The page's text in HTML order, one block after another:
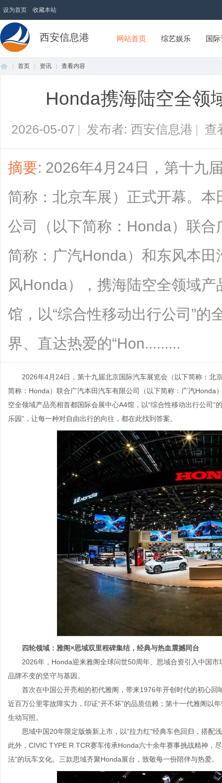
设为首页 收藏本站
西安信息港 网站首页 综艺娱乐 国
首页 资讯 查看内容
Honda携海陆空全领
2026-05-07 | 发布者: 西安信息港 | 查
摘要: 2026年4月24日，第十九
简称：北京车展）正式开幕。
公司（以下简称：Honda）联
简称：广汽Honda）和东风本
风Honda），携海陆空全领域
馆，以“综合性移动出行公司”的
界、直达热爱的“Hon.........
2026年4月24日，第十九届北京国际汽车展览会（以下简称：北
简称：Honda）联合广汽本田汽车有限公司（以下简称：广汽Honda
空全领域产品亮相首都国际会展中心A4馆，以“综合性移动出行公司
乐园”，让每一种对自由出行的向往，都在此找到答案。
四轮领域：雅阁×思域双里程碑集结，经典与热血震撼同台
2026年，Honda迎来雅阁全球问世50周年、思域合资引入中国
品牌不变的坚守与基因。
首次在中国公开亮相的初代雅阁，带来1976年开创时代的初心
近百万公里零故障实力，印证“开不坏”的品质信赖；第十一代雅阁以
生动写照。
思域中国20年限定版焕新上市，以"拉力红"经典车色回归，搭配
此外，CIVIC TYPE R TCR赛车传承Honda六十余年赛事挑战精神，
法"的玩车文化。三款思域齐聚Honda展台，致敬每一份陪伴与热爱。